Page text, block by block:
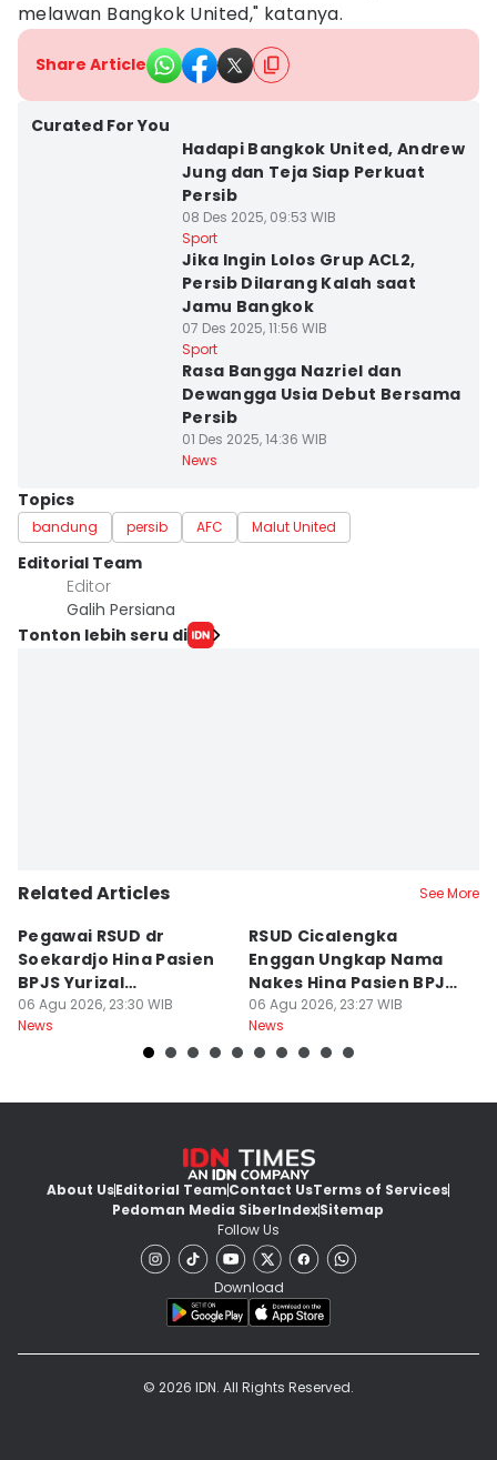
melawan Bangkok United," katanya.
Share Article
Curated For You
Hadapi Bangkok United, Andrew
Jung dan Teja Siap Perkuat
Persib
08 Des 2025, 09:53 WIB
Sport
Jika Ingin Lolos Grup ACL2,
Persib Dilarang Kalah saat
Jamu Bangkok
07 Des 2025, 11:56 WIB
Sport
Rasa Bangga Nazriel dan
Dewangga Usia Debut Bersama
Persib
01 Des 2025, 14:36 WIB
News
Topics
bandung persib AFC Malut United
Editorial Team
Editor
Galih Persiana
Tonton lebih seru di
Related Articles See More
Pegawai RSUD dr
Soekardjo Hina Pasien
BPJS Yurizal
Mengundurkan Diri
06 Agu 2026, 23:30 WIB
News
RSUD Cicalengka
Enggan Ungkap Nama
Nakes Hina Pasien BPJS
Yurizal
06 Agu 2026, 23:27 WIB
News
About UsEditorial TeamContact UsTerms of Services
Pedoman Media SiberIndexSitemap
Follow Us
Download
© 2026 IDN. All Rights Reserved.